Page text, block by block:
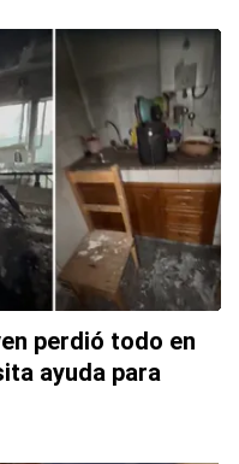
perdió todo en
ayuda para